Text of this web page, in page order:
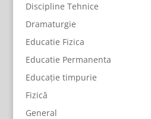
Discipline Tehnice
Dramaturgie
Educatie Fizica
Educatie Permanenta
Educație timpurie
Fizică
General